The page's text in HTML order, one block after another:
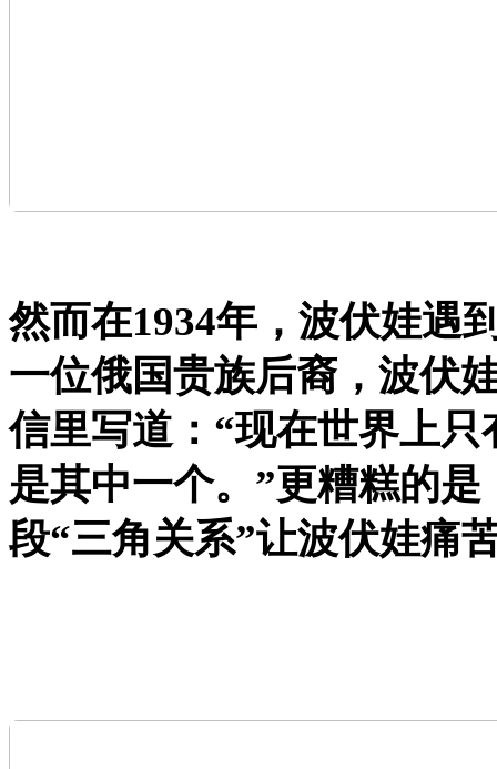
然而在1934年，波伏娃遇
一位俄国贵族后裔，波伏
信里写道：“现在世界上
是其中一个。”更糟糕的
段“三角关系”让波伏娃